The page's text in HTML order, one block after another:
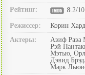
Рейтинг: 8.2/10
Режиссер:
Корин
Актеры:
Азиф Раза
Рэй
Мэтью,
Дэвид
Марк